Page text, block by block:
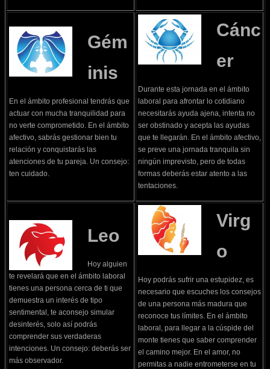
Gém
inis
En el ámbito profesional tendrás que
actuar con mucha tranquilidad para
no verte comprometido. En el ámbito
afectivo, sabrás gestionar bien tu
relación y conquistarás las
atenciones de tu pareja. Un consejo:
ten cuidado.
Cánc
er
Durante esta jornada en el ámbito
laboral para afrontar lo cotidiano
necesitarás ayuda ajena, intenta no
ser obstinado y acepta las ayudas
que te llegarán. En el ámbito afectivo,
se preve una jornada tranquila sin
ningún imprevisto, pero de todas
formas deberás estar atento a las
tentaciones.
Leo
Hoy alguien
te revelará que en el ámbito laboral
tienes una persona cerca de ti que
demuestra un interés de tipo
sentimental, te aconsejo simular
desinterés, solo así podrás
comprender sus verdaderas
intenciones. Un consejo: deberás ser
más observador.
Virg
o
Hoy podrás sufrir una estupidez, es
necesario que escuches los consejos
de una persona más madura que
reconoce tus límites. En el ámbito
laboral, para llegar a la cúspide del
monte tienes que saber comprender
el camino mejor. En el amor, no
permitas a nadie entrometerse en tu